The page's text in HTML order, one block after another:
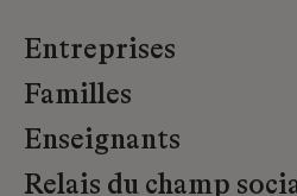
Entreprises
Familles
Enseignants
Relais du champ